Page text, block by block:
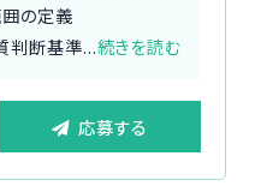
囲の定義
判断基準...続きを読む
応募する